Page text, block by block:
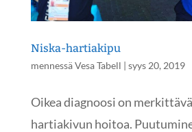
Niska-hartiakipu
mennessäVesa Tabell | syys 20, 2019
Oikea diagnoosi on
hartiakivun hoitoa.